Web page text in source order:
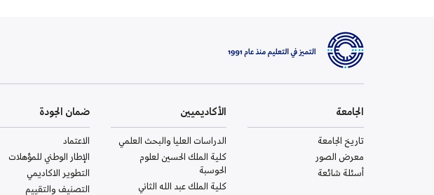
الجامعة
تاريخ الجامعة
معرض الصور
أسئلة شائعة
الأكاديميين
الدراسات العليا والبحث العلمي
كلية الملك الحسين لعلوم
الحوسبة
كلية الملك عبد الله الثاني
ضمان الجودة
الاعتماد
الإطار الوطني للمؤهلات
التطوير الاكاديمي
التصنيف والتقييم